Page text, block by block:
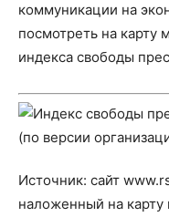
коммуникации на
посмотреть на карту
индекса свободы
Источник: сайт
наложенный на карту